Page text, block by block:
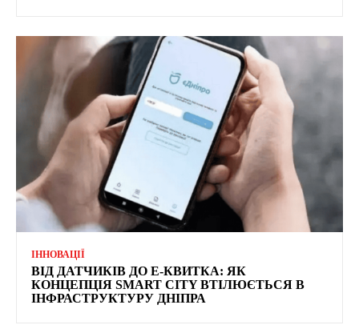
ІННОВАЦІЇ
ВІД ДАТЧИКІВ ДО Е-КВИТКА: ЯК
КОНЦЕПЦІЯ SMART CITY ВТІЛЮЄТЬСЯ В
ІНФРАСТРУКТУРУ ДНІПРА